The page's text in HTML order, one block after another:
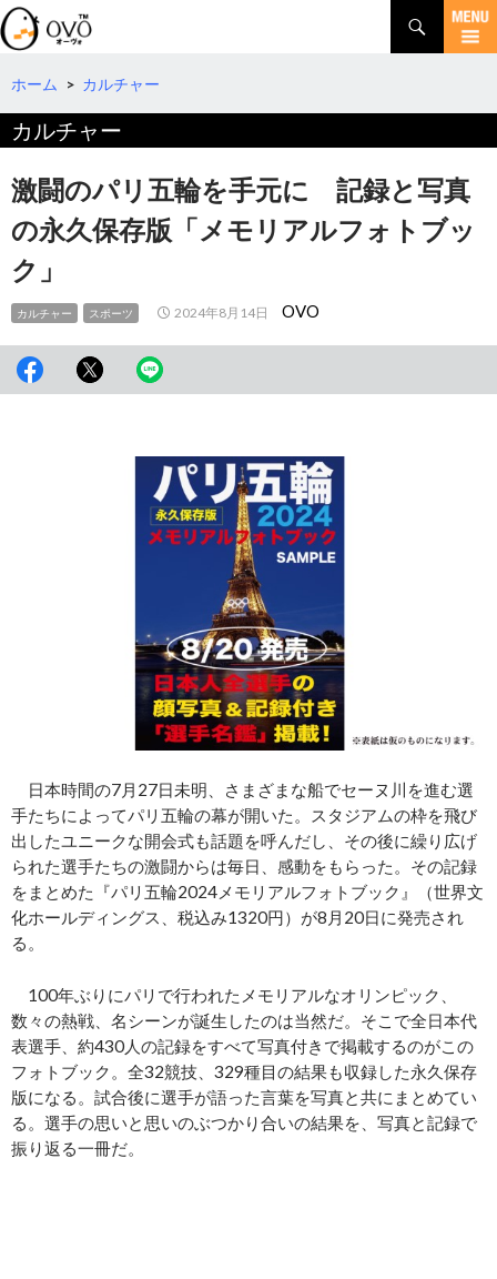
検
索
コ
テ
ツ
へ
移
動
ホーム > カルチャー
カルチャー
激闘のパリ五輪を手元に 記録と写真
の永久保存版「メモリアルフォトブッ
ク」
カルチャー スポーツ 2024年8月14日 OVO
日本時間の7月27日未明、さまざまな船でセーヌ川を進む選
手たちによってパリ五輪の幕が開いた。スタジアムの枠を飛び
出したユニークな開会式も話題を呼んだし、その後に繰り広げ
られた選手たちの激闘からは毎日、感動をもらった。その記録
をまとめた『パリ五輪2024メモリアルフォトブック』（世界文
化ホールディングス、税込み1320円）が8月20日に発売され
る。
100年ぶりにパリで行われたメモリアルなオリンピック、
数々の熱戦、名シーンが誕生したのは当然だ。そこで全日本代
表選手、約430人の記録をすべて写真付きで掲載するのがこの
フォトブック。全32競技、329種目の結果も収録した永久保存
版になる。試合後に選手が語った言葉を写真と共にまとめてい
る。選手の思いと思いのぶつかり合いの結果を、写真と記録で
振り返る一冊だ。